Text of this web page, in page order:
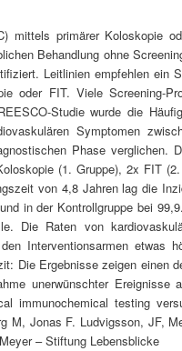
mittels primärer Koloskopie
Behandlung ohne
Leitlinien empfehlen ein
oder FIT. Viele Screening-
Studie wurde die
Symptomen
Phase verglichen.
(1. Gruppe), 2x FIT
von 4,8 Jahren lag die
in der Kontrollgruppe bei
Die Raten von
Interventionsarmen etwas
Die Ergebnisse zeigen einen
unerwünschter Ereignisse
immunochemical testing
M, Jonas F. Ludvigsson, JF,
– Stiftung Lebensblicke